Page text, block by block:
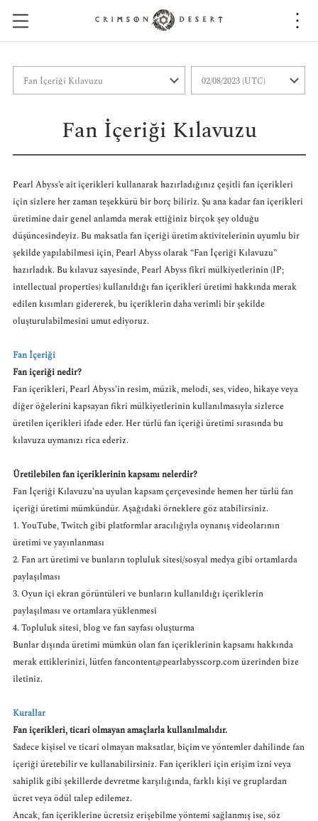
C
i
m
s
o
D
s
e
r
t
Fan İçeriği Kılavuzu
Pearl Abyss’e ait içerikleri kullanarak hazırladığınız çeşitli fan içerikleri
için sizlere her zaman teşekkürü bir borç biliriz. Şu ana kadar fan içerikleri
üretimine dair genel anlamda merak ettiğiniz birçok şey olduğu
düşüncesindeyiz. Bu maksatla fan içeriği üretim aktivitelerinin uyumlu bir
şekilde yapılabilmesi için, Pearl Abyss olarak “Fan İçeriği Kılavuzu”
hazırladık. Bu kılavuz sayesinde, Pearl Abyss fikri mülkiyetlerinin (IP;
intellectual properties) kullanıldığı fan içerikleri üretimi hakkında merak
edilen kısımları gidererek, bu içeriklerin daha verimli bir şekilde
oluşturulabilmesini umut ediyoruz.
Fan İçeriği
Fan içeriği nedir?
Fan içerikleri, Pearl Abyss’in resim, müzik, melodi, ses, video, hikaye veya
diğer öğelerini kapsayan fikri mülkiyetlerinin kullanılmasıyla sizlerce
üretilen içerikleri ifade eder. Her türlü fan içeriği üretimi sırasında bu
kılavuza uymanızı rica ederiz.
Üretilebilen fan içeriklerinin kapsamı nelerdir?
Fan İçeriği Kılavuzu’na uyulan kapsam çerçevesinde hemen her türlü fan
içeriği üretimi mümkündür. Aşağıdaki örneklere göz atabilirsiniz.
1. YouTube, Twitch gibi platformlar aracılığıyla oynanış videolarının
üretimi ve yayınlanması
2. Fan art üretimi ve bunların topluluk sitesi/sosyal medya gibi ortamlarda
paylaşılması
3. Oyun içi ekran görüntüleri ve bunların kullanıldığı içeriklerin
paylaşılması ve ortamlara yüklenmesi
4. Topluluk sitesi, blog ve fan sayfası oluşturma
Bunlar dışında üretimi mümkün olan fan içeriklerinin kapsamı hakkında
merak ettiklerinizi, lütfen fancontent@pearlabysscorp.comüzerinden bize
iletiniz.
Kurallar
Fan içerikleri, ticari olmayan amaçlarla kullanılmalıdır.
Sadece kişisel ve ticari olmayan maksatlar, biçim ve yöntemler dahilinde fan
içeriği üretebilir ve kullanabilirsiniz. Fan içerikleri için erişim izni veya
sahiplik gibi şekillerde devretme karşılığında, farklı kişi ve gruplardan
ücret veya ödül talep edilemez.
Ancak, fan içeriklerine ücretsiz erişebilme yöntemi sağlanmış ise, söz